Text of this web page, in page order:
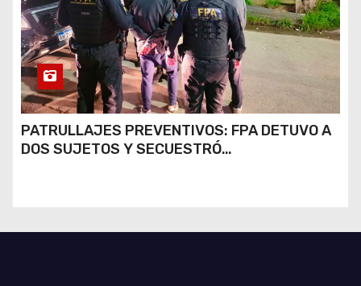
PATRULLAJES PREVENTIVOS: FPA DETUVO A
DOS SUJETOS Y SECUESTRÓ